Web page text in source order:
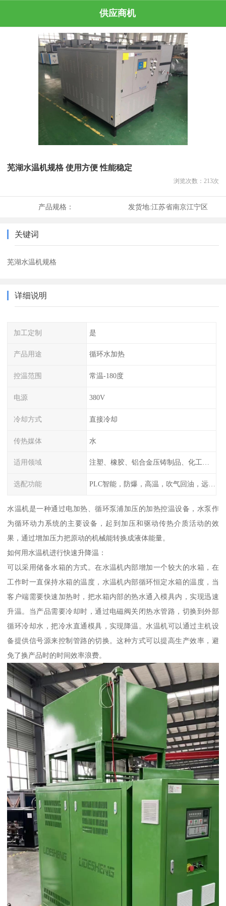
供应商机
芜湖水温机规格 使用方便 性能稳定
浏览次数： 213次
产品规格： 发货地:江苏省南京江宁区
关键词
芜湖水温机规格
详细说明
加工定制 是
产品用途 循环水加热
控温范围 常温-180度
电源 380V
冷却方式 直接冷却
传热媒体 水
适用领域 注塑、橡胶、铝合金压铸制品、化工制药厂家、注塑机、压铸机、反应釜、热压机配套
选配功能 PLC智能，防爆，高温，吹气回油，远程通讯，云端数据存储，多点温控等等
水温机是一种通过电加热、循环泵浦加压的加热控温设备，水泵作
为循环动力系统的主要设备，起到加压和驱动传热介质活动的效
果，通过增加压力把原动的机械能转换成液体能量。
如何用水温机进行快速升降温：
可以采用储备水箱的方式。在水温机内部增加一个较大的水箱，在
工作时一直保持水箱的温度，水温机内部循环恒定水箱的温度，当
客户端需要快速加热时，把水箱内部的热水通入模具内，实现迅速
升温。当产品需要冷却时，通过电磁阀关闭热水管路，切换到外部
循环冷却水，把冷水直通模具，实现降温。水温机可以通过主机设
备提供信号源来控制管路的切换。这种方式可以提高生产效率，避
免了换产品时的时间效率浪费。